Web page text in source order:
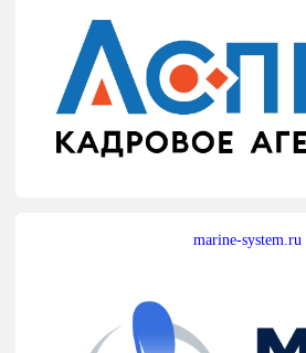
marine-system.ru